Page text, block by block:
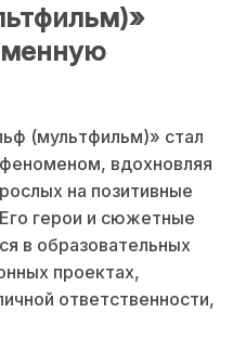
(мультфильм)» стал
вдохновляя
на позитивные
герои и сюжетные
в образовательных
проектах,
ответственности,